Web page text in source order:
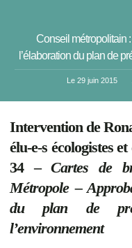
Conseil métropolitain
l’élaboration du plan de
Le 29 juin 2015
Intervention de
élu-e-s écologistes
34 –Cartes de
Métropole –
du plan de
l’environnement